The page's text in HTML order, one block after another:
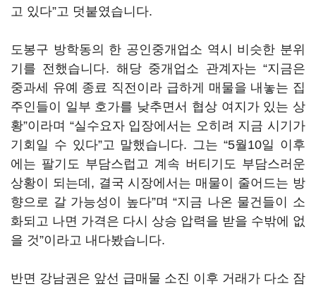
고 있다”고 덧붙였습니다.
도봉구 방학동의 한 공인중개업소 역시 비슷한 분위
기를 전했습니다. 해당 중개업소 관계자는 “지금은
중과세 유예 종료 직전이라 급하게 매물을 내놓는 집
주인들이 일부 호가를 낮추면서 협상 여지가 있는 상
황”이라며 “실수요자 입장에서는 오히려 지금 시기가
기회일 수 있다”고 말했습니다. 그는 “5월10일 이후
에는 팔기도 부담스럽고 계속 버티기도 부담스러운
상황이 되는데, 결국 시장에서는 매물이 줄어드는 방
향으로 갈 가능성이 높다”며 “지금 나온 물건들이 소
화되고 나면 가격은 다시 상승 압력을 받을 수밖에 없
을 것”이라고 내다봤습니다.
반면 강남권은 앞선 급매물 소진 이후 거래가 다소 잠